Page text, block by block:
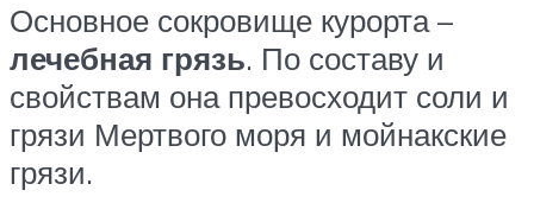
Основное сокровище курорта –
лечебная грязь. По составу и
свойствам она превосходит соли и
грязи Мертвого моря и мойнакские
грязи.